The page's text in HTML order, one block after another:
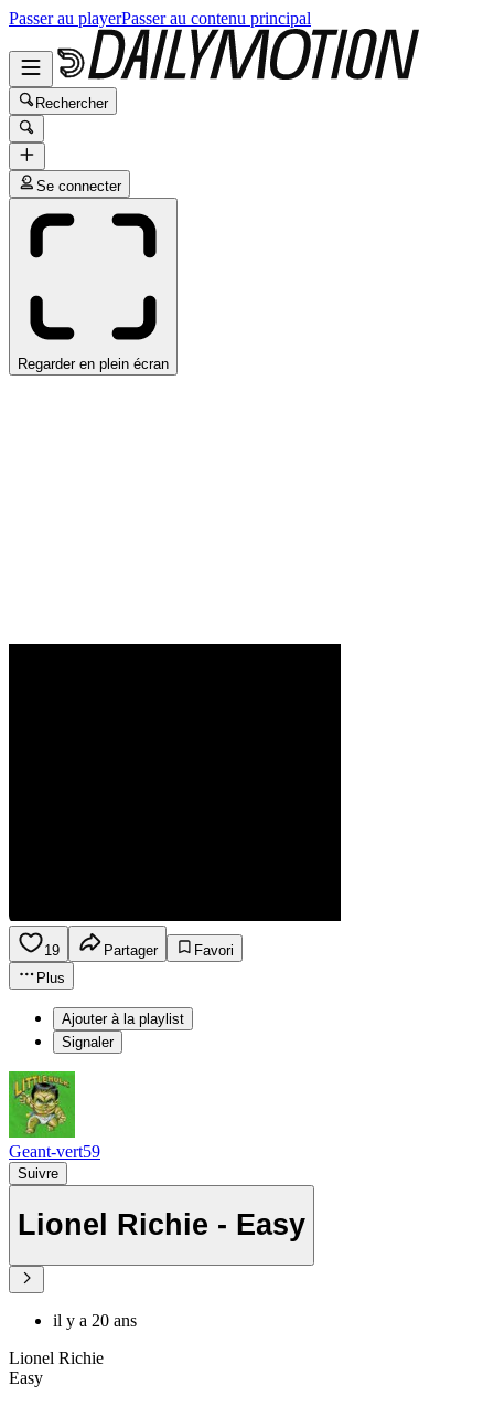
Passer au playerPasser au contenu principal
Rechercher
Se connecter
Regarder en plein écran
19 Partager
Favori
Plus
Ajouter à la playlist
Signaler
Geant-vert59
Suivre
Lionel Richie - Easy
il y a 20 ans
Lionel Richie
Easy